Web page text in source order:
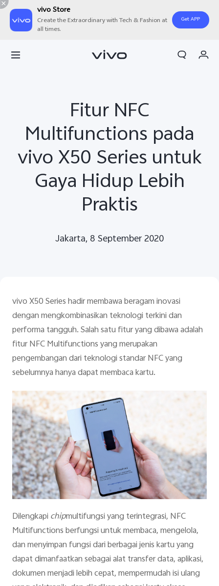
vivo Store
Create the Extraordinary with Tech & Fashion at
all times.
Get APP
Indonesia | Pilih negara/wilayah
Fitur NFC
Multifunctions pada
vivo X50 Series untuk
Gaya Hidup Lebih
Praktis
Jakarta, 8 September 2020
vivo X50 Series hadir membawa beragam inovasi
dengan mengkombinasikan teknologi terkini dan
performa tangguh. Salah satu fitur yang dibawa adalah
fitur NFC Multifunctions yang merupakan
pengembangan dari teknologi standar NFC yang
sebelumnya hanya dapat membaca kartu.
Dilengkapi chipmultifungsi yang terintegrasi, NFC
Multifunctions berfungsi untuk membaca, mengelola,
dan menyimpan fungsi dari berbagai jenis kartu yang
dapat dimanfaatkan sebagai alat transfer data, aplikasi,
dokumen menjadi lebih cepat, mempermudah isi ulang